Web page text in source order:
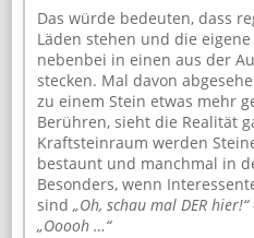
Das würde bedeuten, dass
Läden stehen und die
nebenbei in einen aus der
stecken. Mal davon
zu einem Stein etwas mehr
Berühren, sieht die Realität
Kraftsteinraum werden
bestaunt und manchmal in
Besonders, wenn
sind „Oh, schau mal DER hier!“
„Ooooh …“